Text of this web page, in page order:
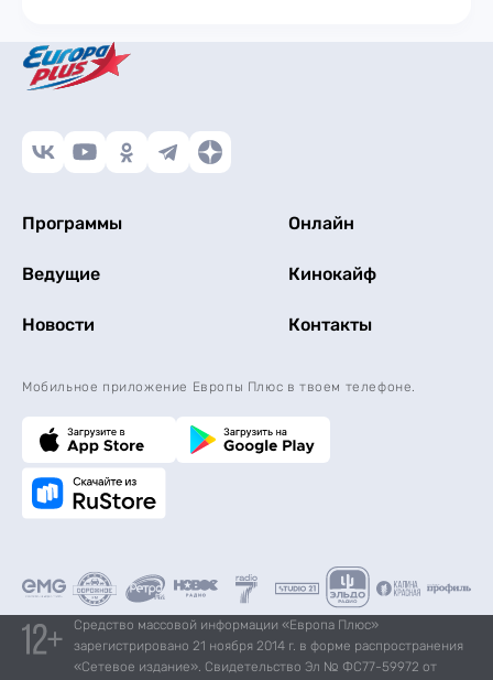
Программы Онлайн
Ведущие Кинокайф
Новости Контакты
Мобильное приложение Европы Плюс в твоем телефоне.
Средство массовой информации «Европа Плюс»
зарегистрировано 21 ноября 2014 г. в форме распространения
«Сетевое издание». Свидетельство Эл № ФС77-59972 от